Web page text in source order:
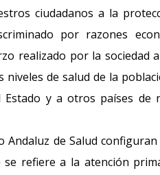
ciudadanos a la
por razones
realizado por la sociedad
de salud de la
y a otros países
de Salud
refiere a la atención